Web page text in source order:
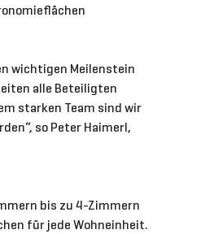
wichtigen Meilenstein
alle Beteiligten
starken Team sind wir
so Peter Haimerl,
bis zu 4-Zimmern
für jede Wohneinheit.